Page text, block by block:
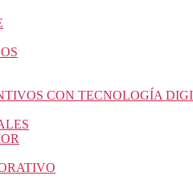
CON TECNOLOGÍA